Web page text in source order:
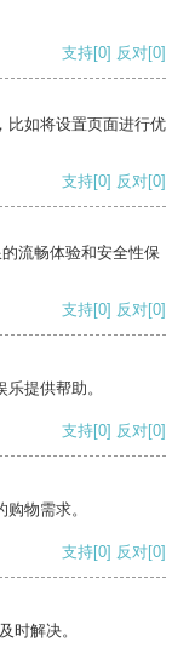
支持[0] 反对[0]
比如将设置页面进行优
支持[0] 反对[0]
流畅体验和安全性保
支持[0] 反对[0]
提供帮助。
支持[0] 反对[0]
物需求。
支持[0] 反对[0]
时解决。